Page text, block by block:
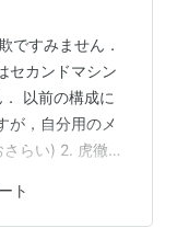
ですみません．
セカンドマシン
以前の構成に
が，自分用のメ
らい) 2. 虎徹
おさらいしてお
たi9 12900KFを
ト